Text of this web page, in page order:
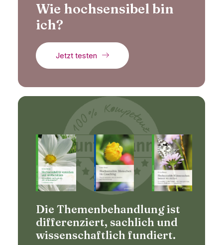
Wie hochsensibel bin
ich?
Jetzt testen
Die Themenbehandlung ist
differenziert, sachlich und
wissenschaftlich fundiert.